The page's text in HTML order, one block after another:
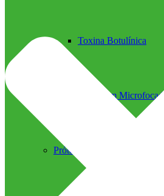
Toxina Botulínica
Ultrassom Microfocado
Próteses Faciais